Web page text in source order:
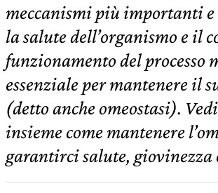
meccanismi più importanti
la salute dell’organismo e il
funzionamento del processo
essenziale per mantenere il
(detto anche omeostasi).
insieme come mantenere
garantirci salute,